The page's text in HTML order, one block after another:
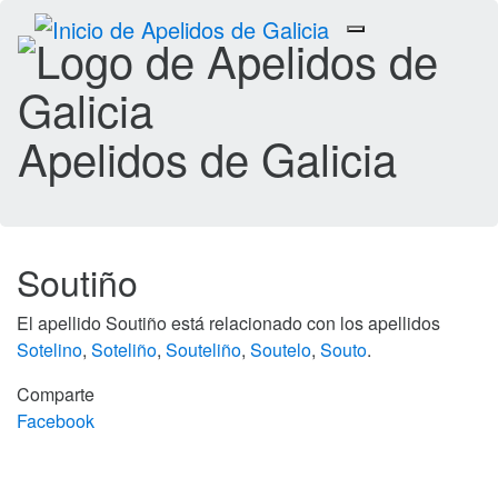
Toggle
navigation
Apelidos de Galicia
Soutiño
El apellido Soutiño está relacionado con los apellidos
Sotelino, Soteliño, Souteliño, Soutelo, Souto.
Comparte
Facebook